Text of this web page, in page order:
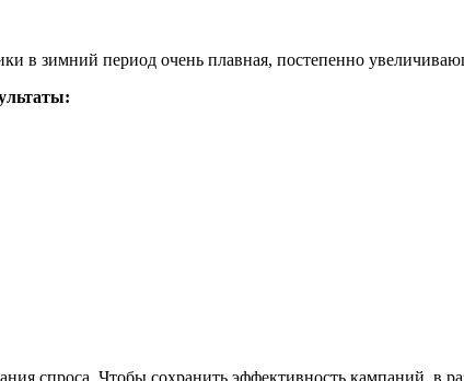
в зимний период очень плавная, постепенно